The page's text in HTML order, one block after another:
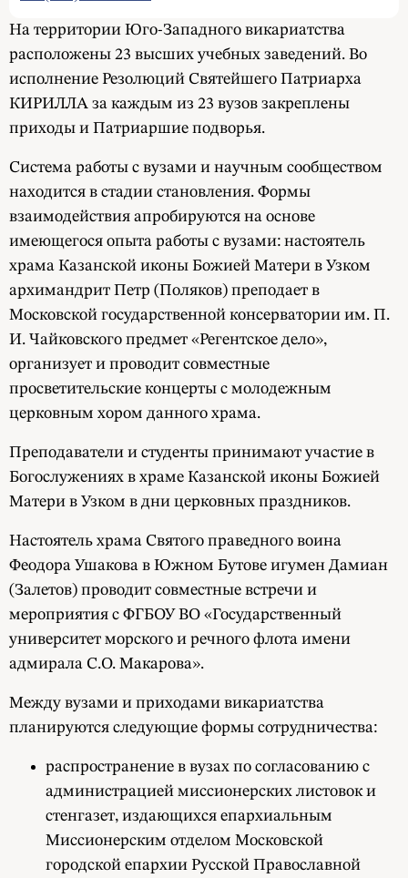
На территории Юго-Западного викариатства
расположены 23 высших учебных заведений. Во
исполнение Резолюций Святейшего Патриарха
КИРИЛЛА за каждым из 23 вузов закреплены
приходы и Патриаршие подворья.
Система работы с вузами и научным сообществом
находится в стадии становления. Формы
взаимодействия апробируются на основе
имеющегося опыта работы с вузами: настоятель
храма Казанской иконы Божией Матери в Узком
архимандрит Петр (Поляков) преподает в
Московской государственной консерватории им. П.
И. Чайковского предмет «Регентское дело»,
организует и проводит совместные
просветительские концерты с молодежным
церковным хором данного храма.
Преподаватели и студенты принимают участие в
Богослужениях в храме Казанской иконы Божией
Матери в Узком в дни церковных праздников.
Настоятель храма Святого праведного воина
Феодора Ушакова в Южном Бутове игумен Дамиан
(Залетов) проводит совместные встречи и
мероприятия с ФГБОУ ВО «Государственный
университет морского и речного флота имени
адмирала С.О. Макарова».
Между вузами и приходами викариатства
планируются следующие формы сотрудничества:
распространение в вузах по согласованию с
администрацией миссионерских листовок и
стенгазет, издающихся епархиальным
Миссионерским отделом Московской
городской епархии Русской Православной